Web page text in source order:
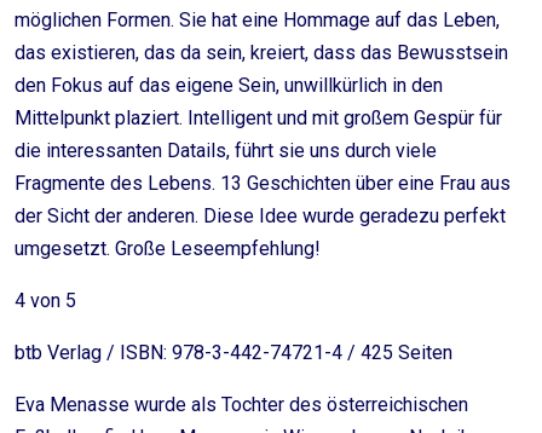
möglichen Formen. Sie hat eine Hommage auf das Leben,
das existieren, das da sein, kreiert, dass das Bewusstsein
den Fokus auf das eigene Sein, unwillkürlich in den
Mittelpunkt plaziert. Intelligent und mit großem Gespür für
die interessanten Datails, führt sie uns durch viele
Fragmente des Lebens. 13 Geschichten über eine Frau aus
der Sicht der anderen. Diese Idee wurde geradezu perfekt
umgesetzt. Große Leseempfehlung!
4 von 5
btb Verlag / ISBN: 978-3-442-74721-4 / 425 Seiten
Eva Menasse wurde als Tochter des österreichischen